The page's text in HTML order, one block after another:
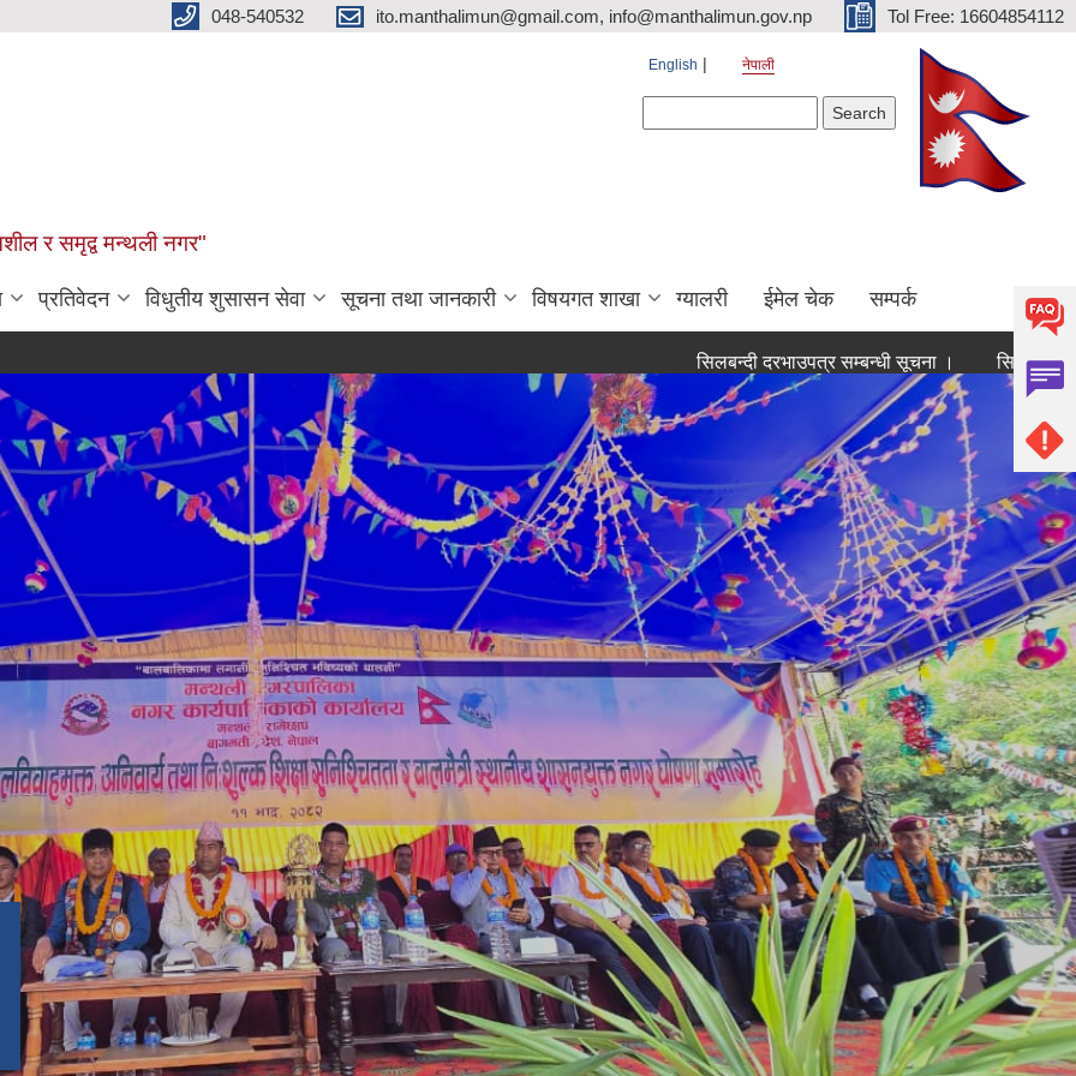
048-540532 ito.manthalimun@gmail.com, info@manthalimun.gov.np Tol Free: 16604854112
र समृद्व मन्थली नगर"
English नेपाली
प्रतिवेदन विधुतीय शुसासन सेवा सूचना तथा जानकारी विषयगत शाखा ग्यालरी ईमेल चेक सम्पर्क
सिलबन्दी दरभाउपत्र सम्बन्धी सूचना । सिलबन्दी दरभाउपत्र